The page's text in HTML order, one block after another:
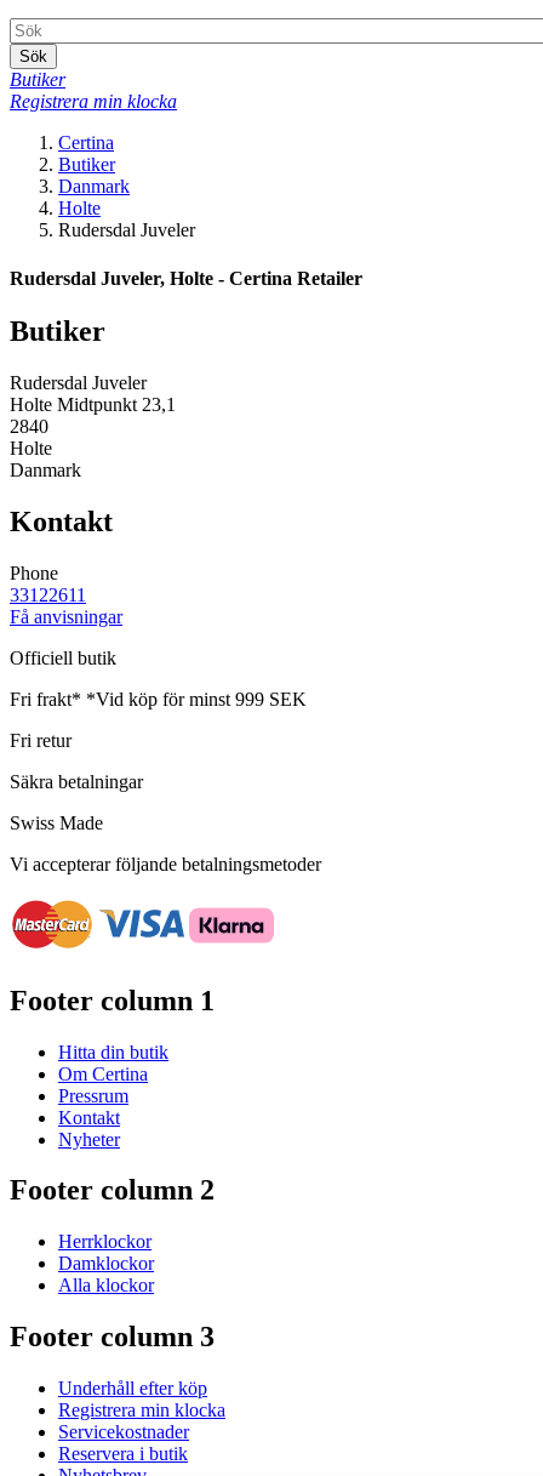
Sök
Butiker
Registrera min klocka
Certina
Butiker
Danmark
Holte
Rudersdal Juveler
Rudersdal Juveler, Holte - Certina Retailer
Butiker
Rudersdal Juveler
Holte Midtpunkt 23,1
2840
Holte
Danmark
Kontakt
Phone
33122611
Få anvisningar
Officiell butik
Fri frakt* *Vid köp för minst 999 SEK
Fri retur
Säkra betalningar
Swiss Made
Vi accepterar följande betalningsmetoder
Footer column 1
Hitta din butik
Om Certina
Pressrum
Kontakt
Nyheter
Footer column 2
Herrklockor
Damklockor
Alla klockor
Footer column 3
Underhåll efter köp
Registrera min klocka
Servicekostnader
Reservera i butik